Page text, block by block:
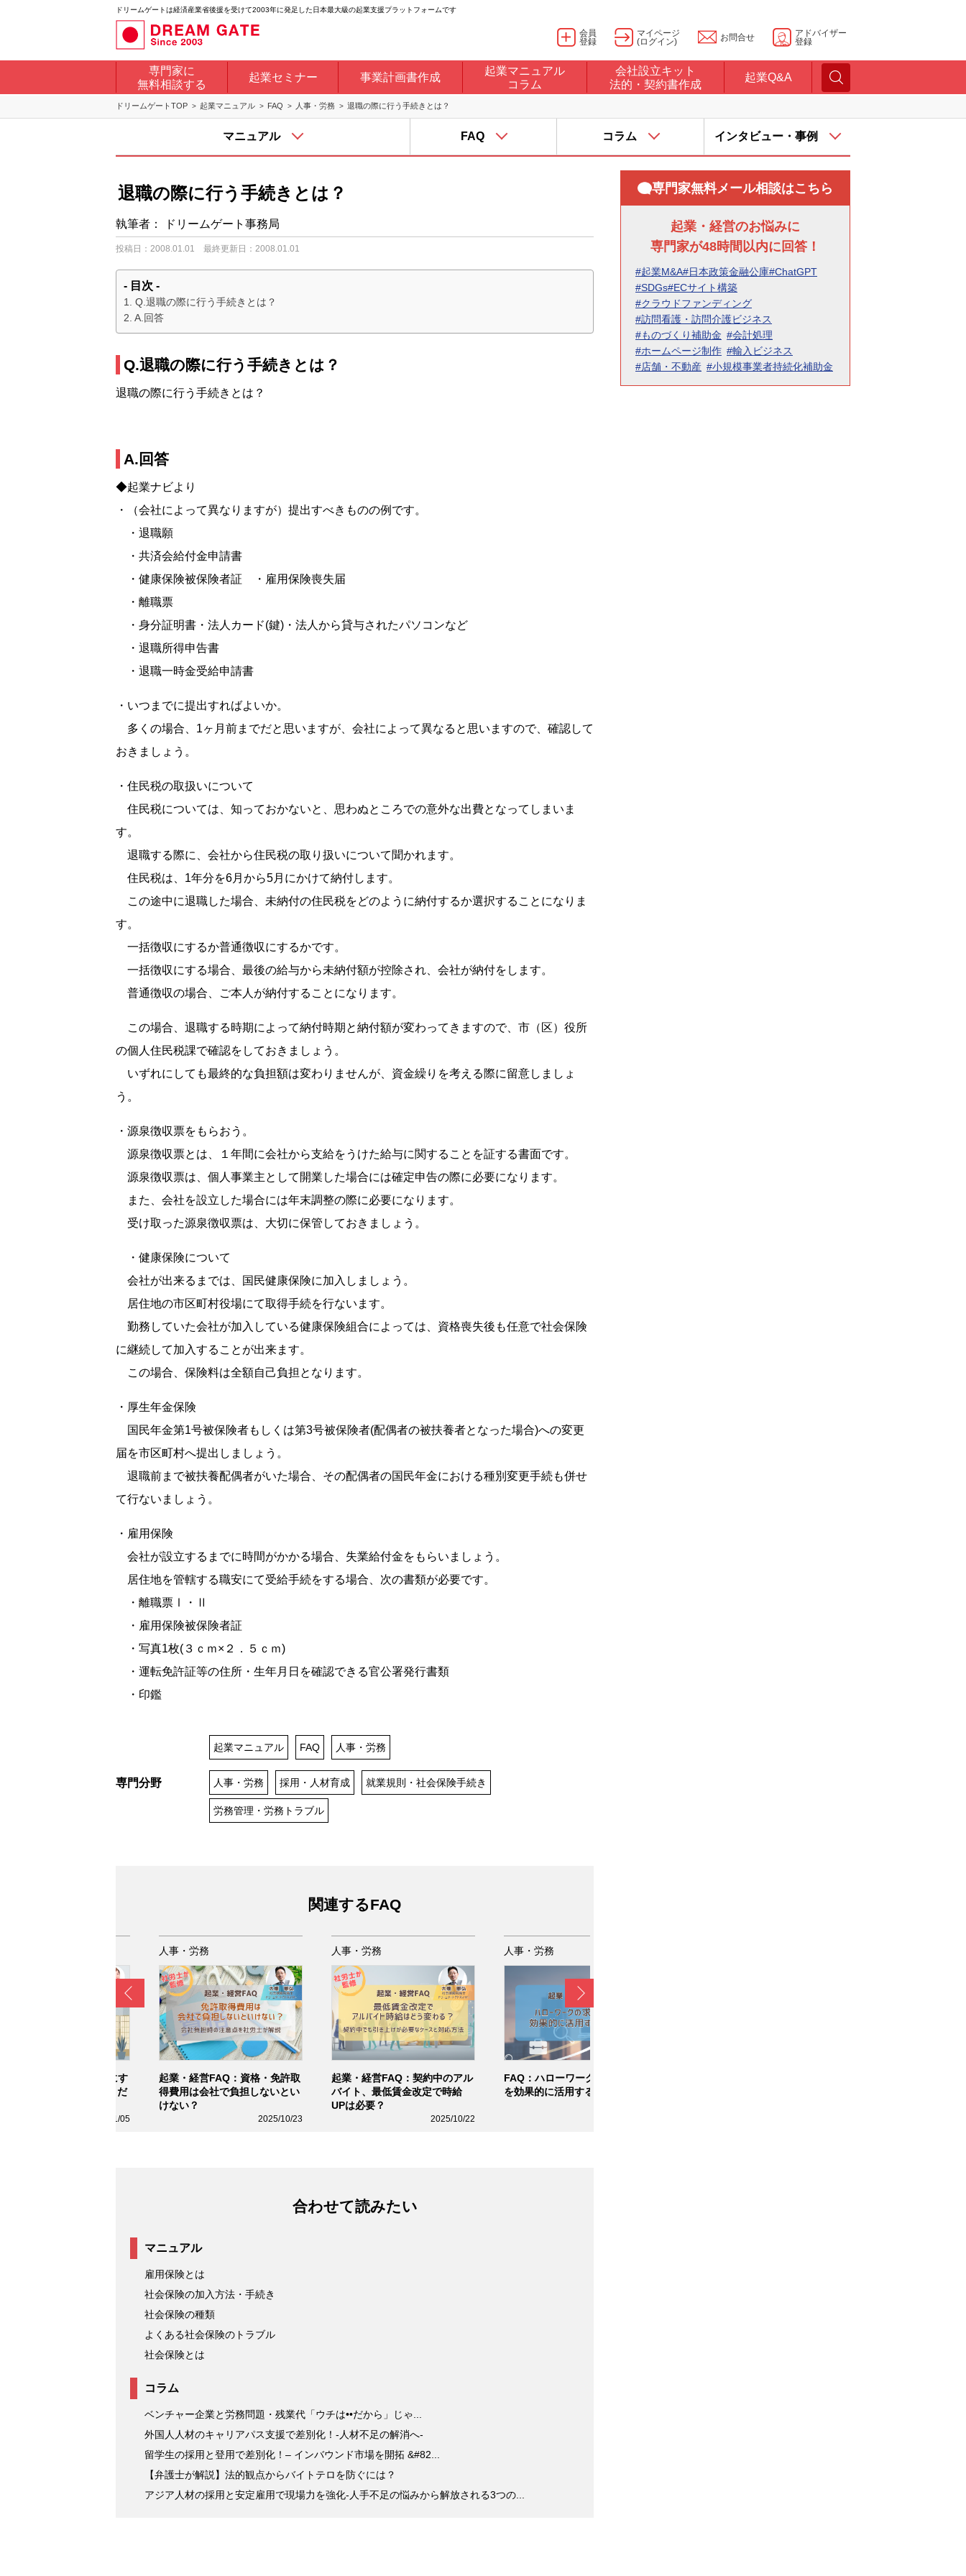
ドリームゲートは経済産業省後援を受けて2003年に発足した日本最大級の起業支援プラットフォームです
会員
登録
マイページ
(ログイン)
お問合せ
アドバイザー
登録
専門家に
無料相談する
起業セミナー 事業計画書作成
起業マニュアル
コラム
会社設立キット
法的・契約書作成
起業Q&A
ドリームゲートTOP 起業マニュアル FAQ 人事・労務 退職の際に行う手続きとは？
マニュアル FAQ コラム インタビュー・事例
退職の際に行う手続きとは？
執筆者： ドリームゲート事務局
投稿日：2008.01.01 最終更新日：2008.01.01
- 目次 -
Q.退職の際に行う手続きとは？
A.回答
Q.退職の際に行う手続きとは？
退職の際に行う手続きとは？
A.回答
◆起業ナビより
・（会社によって異なりますが）提出すべきものの例です。
・退職願
・共済会給付金申請書
・健康保険被保険者証 ・雇用保険喪失届
・離職票
・身分証明書・法人カード(鍵)・法人から貸与されたパソコンなど
・退職所得申告書
・退職一時金受給申請書
・いつまでに提出すればよいか。
多くの場合、1ヶ月前までだと思いますが、会社によって異なると思いますので、確認して
おきましょう。
・住民税の取扱いについて
住民税については、知っておかないと、思わぬところでの意外な出費となってしまいま
す。
退職する際に、会社から住民税の取り扱いについて聞かれます。
住民税は、1年分を6月から5月にかけて納付します。
この途中に退職した場合、未納付の住民税をどのように納付するか選択することになりま
す。
一括徴収にするか普通徴収にするかです。
一括徴収にする場合、最後の給与から未納付額が控除され、会社が納付をします。
普通徴収の場合、ご本人が納付することになります。
この場合、退職する時期によって納付時期と納付額が変わってきますので、市（区）役所
の個人住民税課で確認をしておきましょう。
いずれにしても最終的な負担額は変わりませんが、資金繰りを考える際に留意しましょ
う。
・源泉徴収票をもらおう。
源泉徴収票とは、１年間に会社から支給をうけた給与に関することを証する書面です。
源泉徴収票は、個人事業主として開業した場合には確定申告の際に必要になります。
また、会社を設立した場合には年末調整の際に必要になります。
受け取った源泉徴収票は、大切に保管しておきましょう。
・健康保険について
会社が出来るまでは、国民健康保険に加入しましょう。
居住地の市区町村役場にて取得手続を行ないます。
勤務していた会社が加入している健康保険組合によっては、資格喪失後も任意で社会保険
に継続して加入することが出来ます。
この場合、保険料は全額自己負担となります。
・厚生年金保険
国民年金第1号被保険者もしくは第3号被保険者(配偶者の被扶養者となった場合)への変更
届を市区町村へ提出しましょう。
退職前まで被扶養配偶者がいた場合、その配偶者の国民年金における種別変更手続も併せ
て行ないましょう。
・雇用保険
会社が設立するまでに時間がかかる場合、失業給付金をもらいましょう。
居住地を管轄する職安にて受給手続をする場合、次の書類が必要です。
・離職票Ⅰ・Ⅱ
・雇用保険被保険者証
・写真1枚(３ｃｍ×２．５ｃｍ)
・運転免許証等の住所・生年月日を確認できる官公署発行書類
・印鑑
起業マニュアル FAQ 人事・労務
専門分野 人事・労務 採用・人材育成 就業規則・社会保険手続き
労務管理・労務トラブル
関連するFAQ
：正社員より業務委託にす
リットについて教えてくだ
2026/01/05
人事・労務
起業・経営FAQ：資格・免許取
得費用は会社で負担しないとい
けない？
2025/10/23
人事・労務
起業・経営FAQ：契約中のアル
バイト、最低賃金改定で時給
UPは必要？
2025/10/22
人事・労務
FAQ：ハローワークの求人掲載
を効果的に活用するには？
Prev
合わせて読みたい
マニュアル
雇用保険とは
社会保険の加入方法・手続き
社会保険の種類
よくある社会保険のトラブル
社会保険とは
コラム
ベンチャー企業と労務問題・残業代「ウチは••だから」じゃ...
外国人人材のキャリアパス支援で差別化！-人材不足の解消へ-
留学生の採用と登用で差別化！– インバウンド市場を開拓 &#82...
【弁護士が解説】法的観点からバイトテロを防ぐには？
アジア人材の採用と安定雇用で現場力を強化-人手不足の悩みから解放される3つの...
専門家無料メール相談はこちら
起業・経営のお悩みに
専門家が48時間以内に回答！
#起業M&A#日本政策金融公庫#ChatGPT
#SDGs#ECサイト構築
#クラウドファンディング
#訪問看護・訪問介護ビジネス
#ものづくり補助金 #会計処理
#ホームページ制作 #輸入ビジネス
#店舗・不動産 #小規模事業者持続化補助金